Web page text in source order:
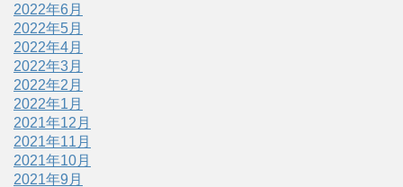
2022年6月
2022年5月
2022年4月
2022年3月
2022年2月
2022年1月
2021年12月
2021年11月
2021年10月
2021年9月